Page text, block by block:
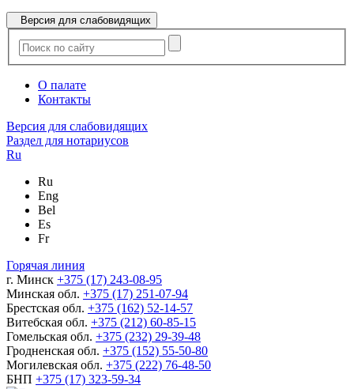
Версия для слабовидящих
О палате
Контакты
Версия для слабовидящих
Раздел для нотариусов
Ru
Ru
Eng
Bel
Es
Fr
Горячая линия
г. Минск +375 (17) 243-08-95
Минская обл. +375 (17) 251-07-94
Брестская обл. +375 (162) 52-14-57
Витебская обл. +375 (212) 60-85-15
Гомельская обл. +375 (232) 29-39-48
Гродненская обл. +375 (152) 55-50-80
Могилевская обл. +375 (222) 76-48-50
БНП +375 (17) 323-59-34